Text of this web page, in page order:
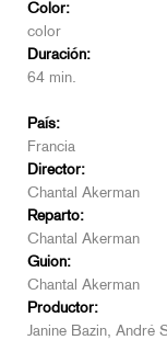
Color:
color
Duración:
64 min.
País:
Francia
Director:
Chantal Akerman
Reparto:
Chantal Akerman
Guion:
Chantal Akerman
Productor:
Janine Bazin, André